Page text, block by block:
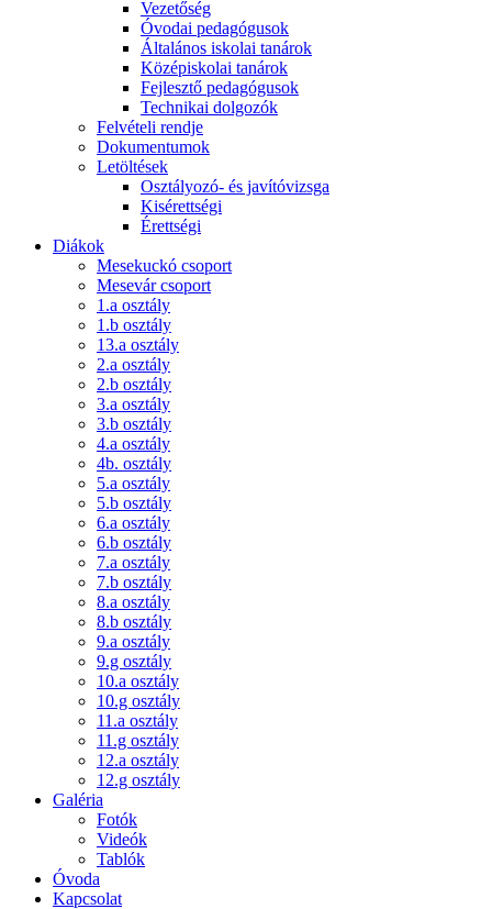
Vezetőség
Óvodai pedagógusok
Általános iskolai tanárok
Középiskolai tanárok
Fejlesztő pedagógusok
Technikai dolgozók
Felvételi rendje
Dokumentumok
Letöltések
Osztályozó- és javítóvizsga
Kisérettségi
Érettségi
Diákok
Mesekuckó csoport
Mesevár csoport
1.a osztály
1.b osztály
13.a osztály
2.a osztály
2.b osztály
3.a osztály
3.b osztály
4.a osztály
4b. osztály
5.a osztály
5.b osztály
6.a osztály
6.b osztály
7.a osztály
7.b osztály
8.a osztály
8.b osztály
9.a osztály
9.g osztály
10.a osztály
10.g osztály
11.a osztály
11.g osztály
12.a osztály
12.g osztály
Galéria
Fotók
Videók
Tablók
Óvoda
Kapcsolat